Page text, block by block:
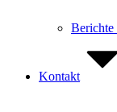
Berichte
Kontakt